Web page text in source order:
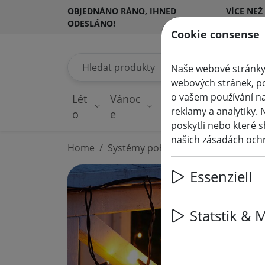
OBJEDNÁNO RÁNO, IHNED
ODESLÁNO!
VÍCE
Lét
o
Vánoc
e
Pohádková
světla
Home Systémy pohádkových světel
Cookie consense
Naše webové
webových stránek,
o vašem používání
reklamy a analytiky.
poskytli nebo které
našich zásadách
Essenziell
Statstik &